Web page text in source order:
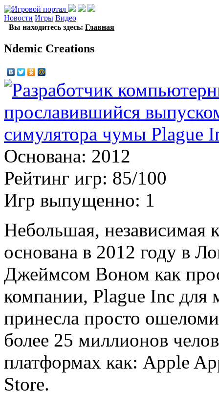
Новости Игры Видео
Вы находитесь здесь: Главная
Ndemic Creations
Основана: 2012
Рейтинг игр: 85/100
Игр выпущенно: 1
Небольшая, независимая
основана в 2012 году в
Джеймсом Воном как
компании, Plague Inc для
принесла просто
более 25 миллионов
платформах как: Apple
Store.